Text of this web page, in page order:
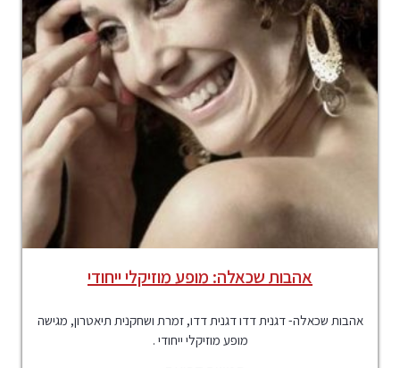
אהבות שכאלה: מופע מוזיקלי ייחודי
אהבות שכאלה- דגנית דדו דגנית דדו, זמרת ושחקנית תיאטרון, מגישה
מופע מוזיקלי ייחודי .